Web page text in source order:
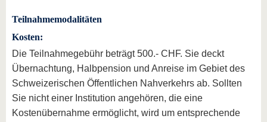
Teilnahmemodalitäten
Kosten:
Die Teilnahmegebühr beträgt 500.- CHF. Sie deckt
Übernachtung, Halbpension und Anreise im Gebiet des
Schweizerischen Öffentlichen Nahverkehrs ab. Sollten
Sie nicht einer Institution angehören, die eine
Kostenübernahme ermöglicht, wird um entsprechende